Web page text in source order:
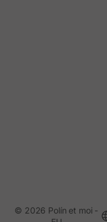
© 2026 Polín et moi -